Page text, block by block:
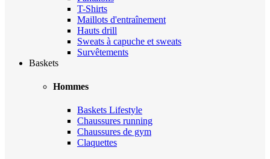
T-Shirts
Maillots d'entraînement
Hauts drill
Sweats à capuche et sweats
Survêtements
Baskets
Hommes
Baskets Lifestyle
Chaussures running
Chaussures de gym
Claquettes